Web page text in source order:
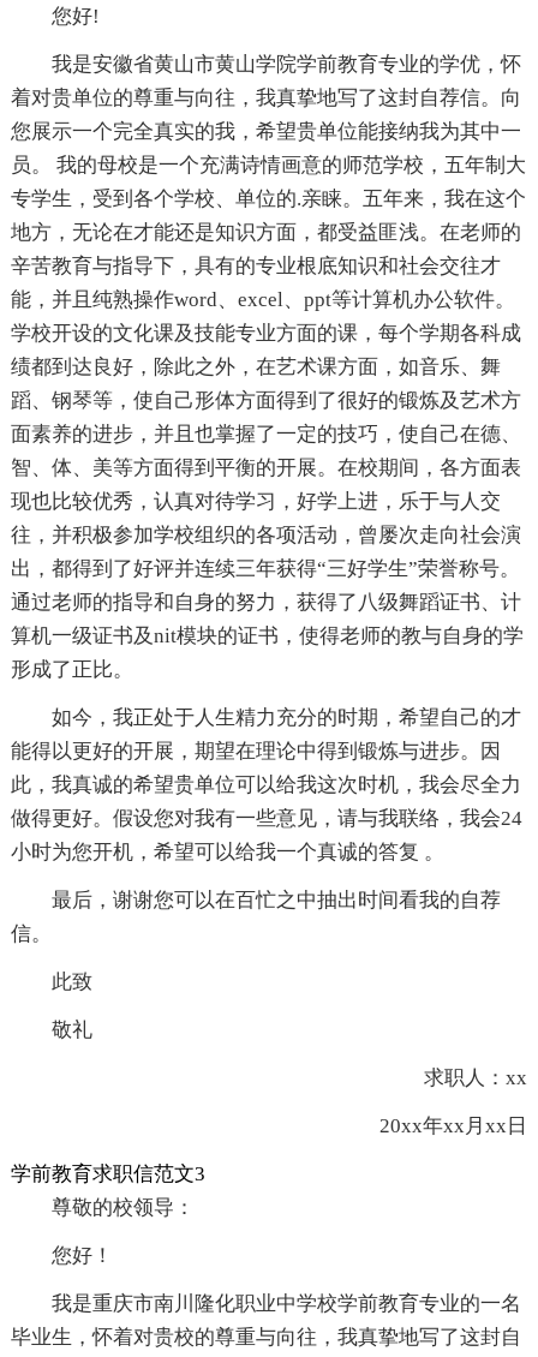
您好!
我是安徽省黄山市黄山学院学前教育专业的学优，怀
着对贵单位的尊重与向往，我真挚地写了这封自荐信。向
您展示一个完全真实的我，希望贵单位能接纳我为其中一
员。 我的母校是一个充满诗情画意的师范学校，五年制大
专学生，受到各个学校、单位的.亲睐。五年来，我在这个
地方，无论在才能还是知识方面，都受益匪浅。在老师的
辛苦教育与指导下，具有的专业根底知识和社会交往才
能，并且纯熟操作word、excel、ppt等计算机办公软件。
学校开设的文化课及技能专业方面的课，每个学期各科成
绩都到达良好，除此之外，在艺术课方面，如音乐、舞
蹈、钢琴等，使自己形体方面得到了很好的锻炼及艺术方
面素养的进步，并且也掌握了一定的技巧，使自己在德、
智、体、美等方面得到平衡的开展。在校期间，各方面表
现也比较优秀，认真对待学习，好学上进，乐于与人交
往，并积极参加学校组织的各项活动，曾屡次走向社会演
出，都得到了好评并连续三年获得“三好学生”荣誉称号。
通过老师的指导和自身的努力，获得了八级舞蹈证书、计
算机一级证书及nit模块的证书，使得老师的教与自身的学
形成了正比。
如今，我正处于人生精力充分的时期，希望自己的才
能得以更好的开展，期望在理论中得到锻炼与进步。因
此，我真诚的希望贵单位可以给我这次时机，我会尽全力
做得更好。假设您对我有一些意见，请与我联络，我会24
小时为您开机，希望可以给我一个真诚的答复 。
最后，谢谢您可以在百忙之中抽出时间看我的自荐
信。
此致
敬礼
求职人：xx
20xx年xx月xx日
学前教育求职信范文3
尊敬的校领导：
您好！
我是重庆市南川隆化职业中学校学前教育专业的一名
毕业生，怀着对贵校的尊重与向往，我真挚地写了这封自